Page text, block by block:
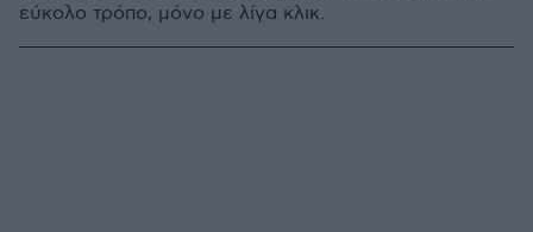
εύκολο τρόπο, μόνο με λίγα κλικ.